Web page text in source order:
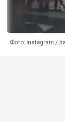
Фото: instagram /